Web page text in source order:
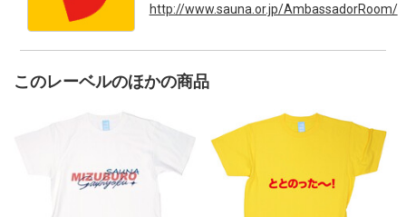
http://www.sauna.or.jp/AmbassadorRoom/
このレーベルのほかの商品